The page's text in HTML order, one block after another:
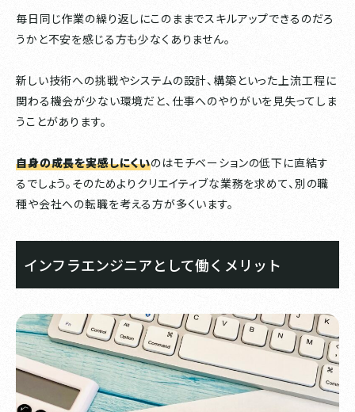
毎日同じ作業の繰り返しにこのままでスキルアップできるのだろ
うかと不安を感じる方も少なくありません。
新しい技術への挑戦やシステムの設計、構築といった上流工程に
関わる機会が少ない環境だと、仕事へのやりがいを見失ってしま
うことがあります。
自身の成長を実感しにくいのはモチベーションの低下に直結す
るでしょう。そのためよりクリエイティブな業務を求めて、別の職
種や会社への転職を考える方が多くいます。
インフラエンジニアとして働くメリット